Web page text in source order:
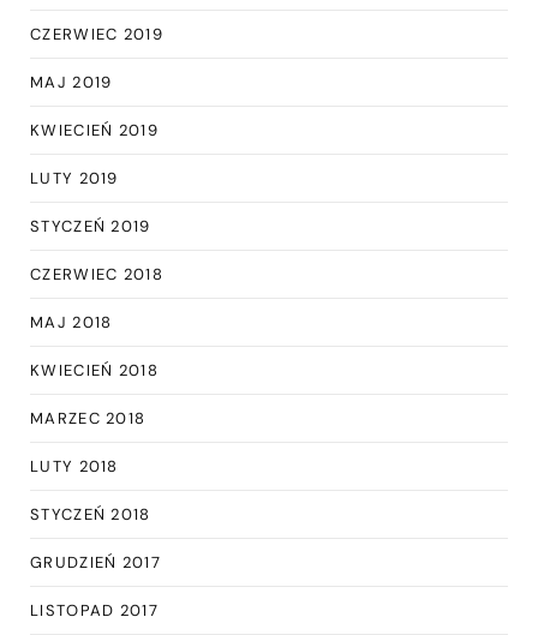
CZERWIEC 2019
MAJ 2019
KWIECIEŃ 2019
LUTY 2019
STYCZEŃ 2019
CZERWIEC 2018
MAJ 2018
KWIECIEŃ 2018
MARZEC 2018
LUTY 2018
STYCZEŃ 2018
GRUDZIEŃ 2017
LISTOPAD 2017